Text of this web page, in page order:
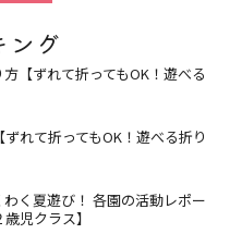
ング
【ずれて折ってもOK！遊べる
れて折ってもOK！遊べる折り
く夏遊び！ 各園の活動レポー
児クラス】